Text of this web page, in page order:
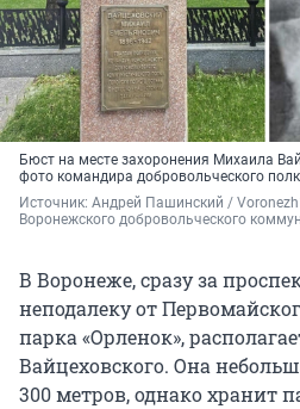
Бюст на месте захоронения Михаила
фото командира добровольческого
Источник: Андрей Пашинский /
Воронежского добровольческого
В Воронеже, сразу за
неподалеку от
парка «Орленок»,
Вайцеховского. Она
300 метров, однако хранит